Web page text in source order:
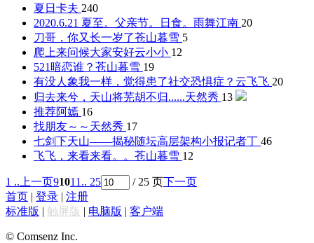
夏日 卡夫 240
2020.6.21 夏至。父亲节。日食。 雨舞江南 20
刀哥，你又长一岁了苍山暮雪 5
爬上来问候大家安好云小小 12
521暗恋谁？ 苍山暮雪 19
有没人象我一样，觉得患了社交恐惧症？ 云飞飞 20
归去来兮，天山将芜胡不归......天然秀 13
推荐阿嫣 16
找朋友～～ 天然秀 17
七剑下天山——揭秘随坛高层架构小报记者丁 46
飞飞，来看来看。。 苍山暮雪 12
1 .. 上一页91011 .. 25 / 25 页下一页
首页 | 登录 | 注册
标准版 | 触屏版 | 电脑版 | 客户端
© Comsenz Inc.